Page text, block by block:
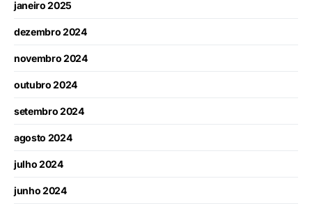
janeiro 2025
dezembro 2024
novembro 2024
outubro 2024
setembro 2024
agosto 2024
julho 2024
junho 2024